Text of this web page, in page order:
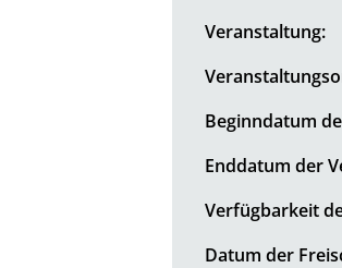
Veranstaltung:
Beginndatum
Enddatum der
Verfügbarkeit
Datum der